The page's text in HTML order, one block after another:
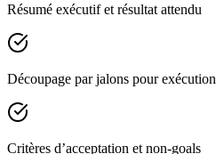
Résumé exécutif et résultat attendu
Découpage par jalons pour exécution
Critères d’acceptation et non-goals